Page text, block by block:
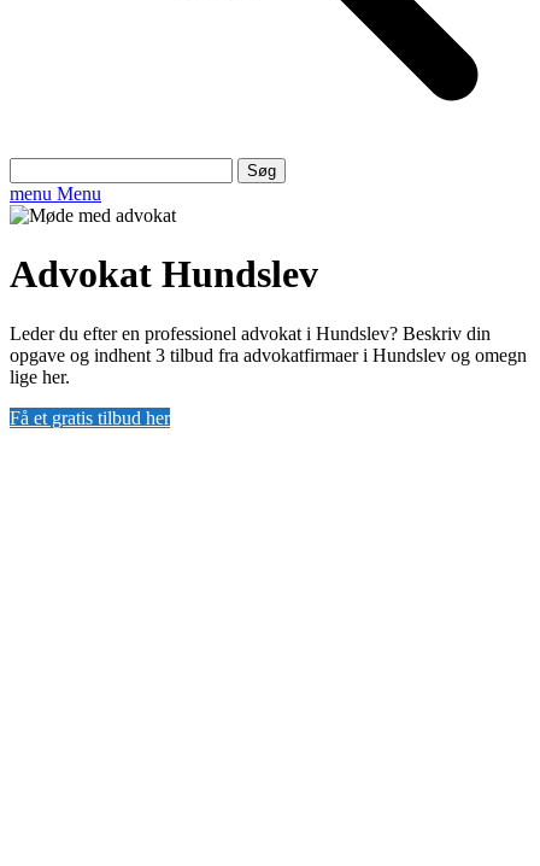
efter:
menu Menu
Advokat Hundslev
Leder du efter en professionel advokat i Hundslev? Beskriv din
opgave og indhent 3 tilbud fra advokatfirmaer i Hundslev og omegn
lige her.
Få et gratis tilbud her